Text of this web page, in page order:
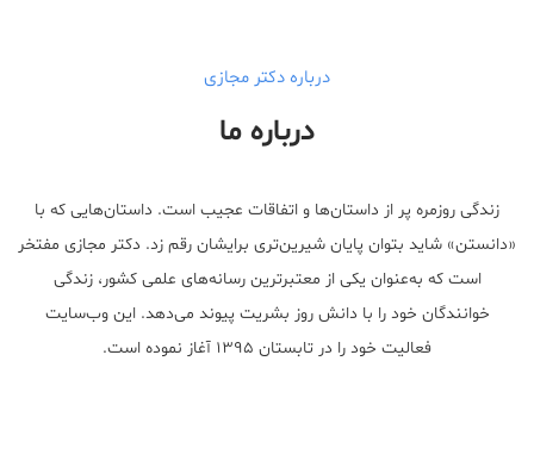
درباره دکتر مجازی
درباره ما
زندگی روزمره پر از داستان‌ها و اتفاقات عجیب است. داستان‌هایی که با
«دانستن» شاید بتوان پایان شیرین‌تری برایشان رقم زد. دکتر مجازی مفتخر
است که به‌عنوان یکی از معتبر‌ترین رسانه‌های علمی کشور، زندگی
خوانندگان خود را با دانش روز بشریت پیوند می‌دهد. این وب‌سایت
فعالیت خود را در تابستان ۱۳۹۵ آغاز نموده است.